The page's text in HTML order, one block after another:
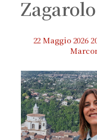
Zagarolo
22 Maggio 2026